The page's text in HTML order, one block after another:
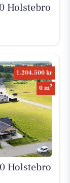
Holstebro
1.204.500 kr
0 m2
Holstebro